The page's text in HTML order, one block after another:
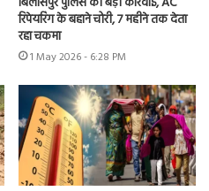
रिपेयरिंग के बहाने चोरी, 7 महीने तक देता
रहा चकमा
1 May 2026 - 6:28 PM